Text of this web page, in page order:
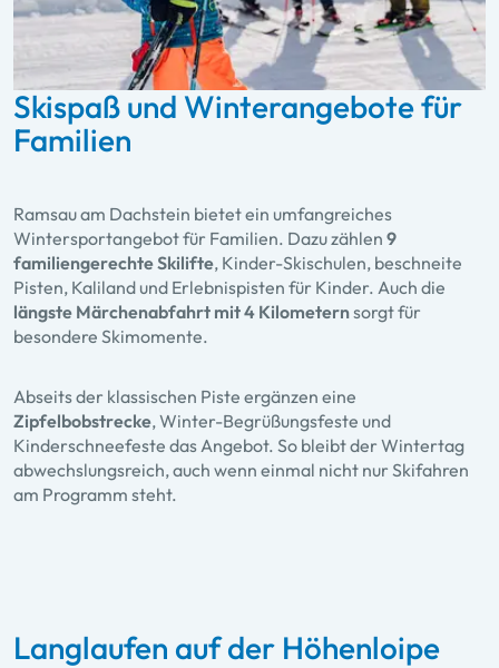
Skispaß und Winterangebote für
Familien
Ramsau am Dachstein bietet ein umfangreiches
Wintersportangebot für Familien. Dazu zählen 9
familiengerechte Skilifte, Kinder-Skischulen, beschneite
Pisten, Kaliland und Erlebnispisten für Kinder. Auch die
längste Märchenabfahrt mit 4 Kilometernsorgt für
besondere Skimomente.
Abseits der klassischen Piste ergänzen eine
Zipfelbobstrecke, Winter-Begrüßungsfeste und
Kinderschneefeste das Angebot. So bleibt der Wintertag
abwechslungsreich, auch wenn einmal nicht nur Skifahren
am Programm steht.
Langlaufen auf der Höhenloipe